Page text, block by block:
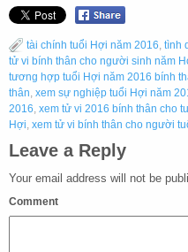
tài chính tuổi Hợi năm 2016, tình
tử vi bính thân cho người sinh năm
tương hợp tuổi Hợi năm 2016 bính
thân, xem sự nghiệp tuổi Hợi năm
2016, xem tử vi 2016 bính thân cho
Hợi, xem tử vi bính thân cho người
Leave a Reply
Your email address will not be
Comment